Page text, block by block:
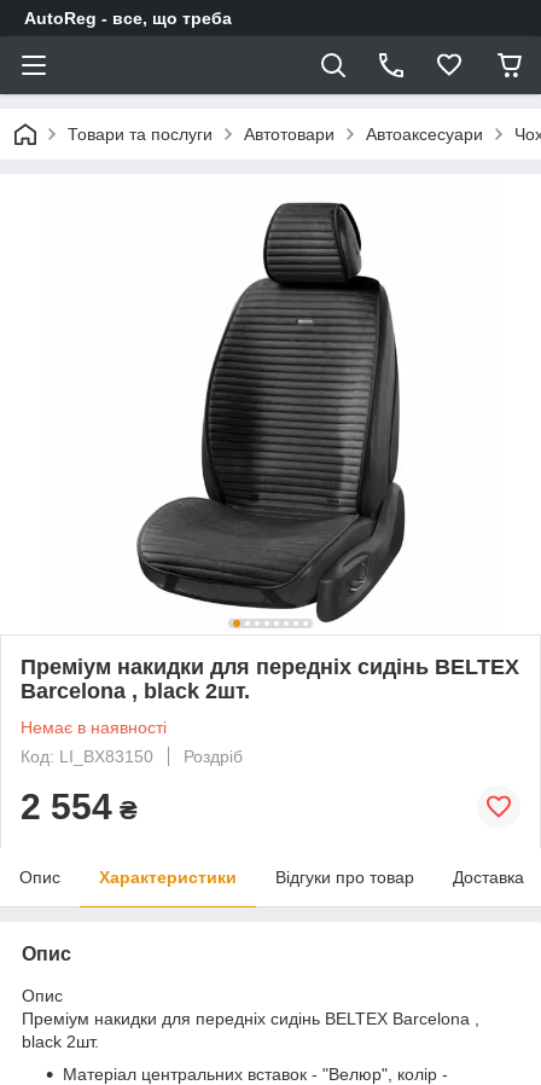
AutoReg - все, що треба
Товари та послуги Автотовари Автоаксесуари
Преміум накидки для передніх сидінь BELTEX
Barcelona , black 2шт.
Немає в наявності
Код: LI_BX83150
Роздріб
2 554 ₴
Опис Характеристики Відгуки про товар Доставка
Опис
Опис
Преміум накидки для передніх сидінь BELTEX Barcelona ,
black 2шт.
Матеріал центральних вставок - "Велюр", колір -